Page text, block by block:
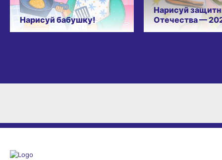
Нарисуй бабушку!
Нарисуй
Отечества —